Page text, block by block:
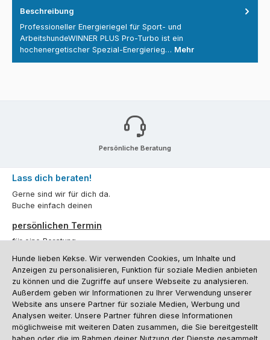
Beschreibung
Professioneller Energieriegel für Sport- und
ArbeitshundeWINNER PLUS Pro-Turbo ist ein
hochenergetischer Spezial-Energierieg… Mehr
Persönliche Beratung
Lass dich beraten!
Gerne sind wir für dich da.
Buche einfach deinen
persönlichen Termin
für eine Beratung.
Oder über unserKontaktformular.
Vertrag widerrufen
Kundenservice
Hunde lieben Kekse. Wir verwenden Cookies, um Inhalte und
Anzeigen zu personalisieren, Funktion für soziale Medien anbieten
zu können und die Zugriffe auf unsere Webseite zu analysieren.
Außerdem geben wir Informationen zu Ihrer Verwendung unserer
Website ans unsere Partner für soziale Medien, Werbung und
Analysen weiter. Unsere Partner führen diese Informationen
möglichweise mit weiteren Daten zusammen, die Sie bereitgestellt